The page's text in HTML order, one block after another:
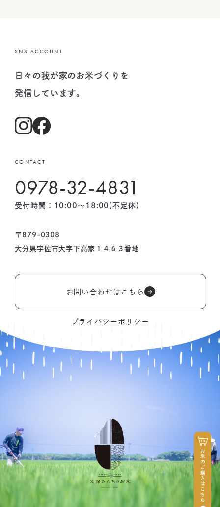
SNS ACCOUNT
日々の我が家のお米づくりを
発信しています。
CONTACT
0978-32-4831
受付時間：10:00〜18:00(不定休)
〒879-0308
大分県宇佐市大字下高家１４６３番地
お問い合わせはこちら
プライバシーポリシー